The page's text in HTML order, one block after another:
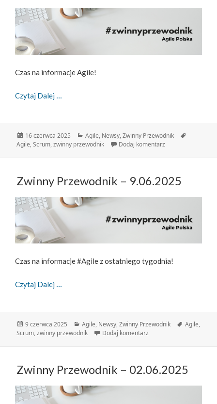
Czas na informacje Agile!
Czytaj Dalej
Data
publikacji
16 czerwca 2025 Kategorie
Agile, Newsy,Zwinny Przewodnik
Agile,Scrum,zwinny przewodnik Dodaj komentarz
Zwinny Przewodnik – 9.06.2025
Czas na informacje #Agile z ostatniego tygodnia!
Czytaj Dalej
Data
publikacji
9 czerwca 2025 Kategorie
Agile, Newsy,Zwinny Przewodnik Tagi
Agile,
Scrum,zwinny przewodnik Dodaj komentarz
Zwinny Przewodnik – 02.06.2025